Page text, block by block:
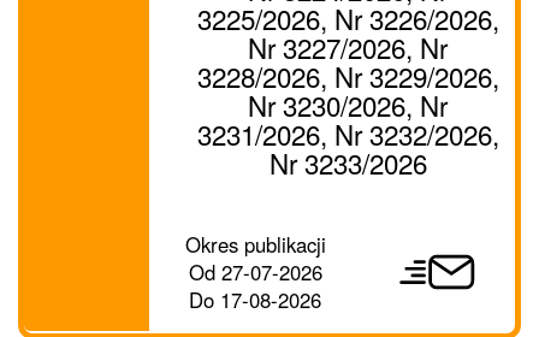
3225/2026, Nr 3226/2026,
Nr 3227/2026, Nr
3228/2026, Nr 3229/2026,
Nr 3230/2026, Nr
3231/2026, Nr 3232/2026,
Nr 3233/2026
Okres publikacji
Od27-07-2026
Do 17-08-2026
dalej